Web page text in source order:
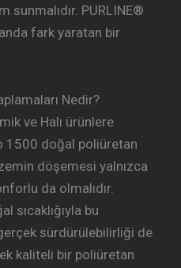
sunmalıdır. PURLINE®
fark yaratan bir
Nedir?
ve Halı ürünlere
1500 doğal poliüretan
döşemesi yalnızca
da olmalıdır.
sıcaklığıyla bu
sürdürülebilirliği de
kaliteli bir poliüretan